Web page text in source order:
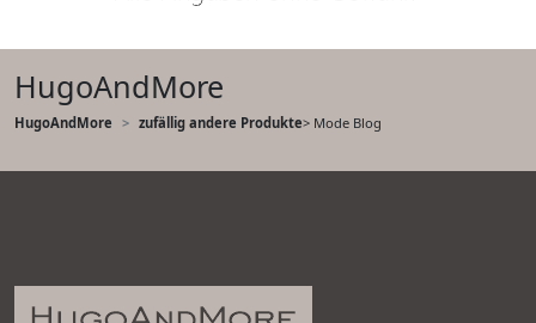
HugoAndMore
HugoAndMore zufällig andere Produkte> Mode Blog